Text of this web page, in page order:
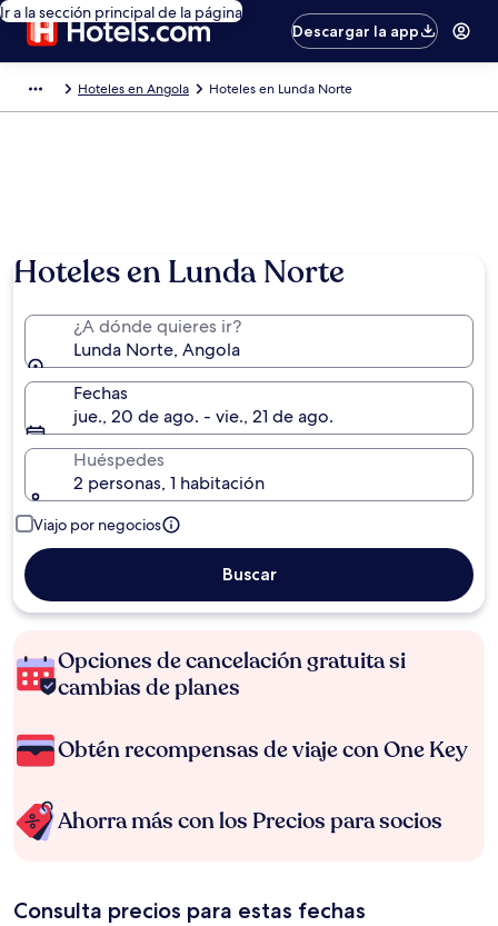
Ir a la sección principal de la página
Descargar la app
Hoteles en Angola Hoteles en Lunda Norte
Hoteles en Lunda Norte
¿A dónde quieres ir?
Lunda Norte, Angola
Fechas
jue., 20 de ago. - vie., 21 de ago.
Huéspedes
2 personas, 1 habitación
Viajo por negocios
Buscar
Opciones de cancelación gratuita si
cambias de planes
Obtén recompensas de viaje con One Key
Ahorra más con los Precios para socios
Consulta precios para estas fechas